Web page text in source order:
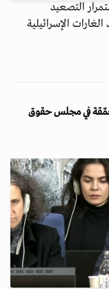
التصعيد
حيث تتصاعد الغارات الإسرائيلية
في مجلس حقوق